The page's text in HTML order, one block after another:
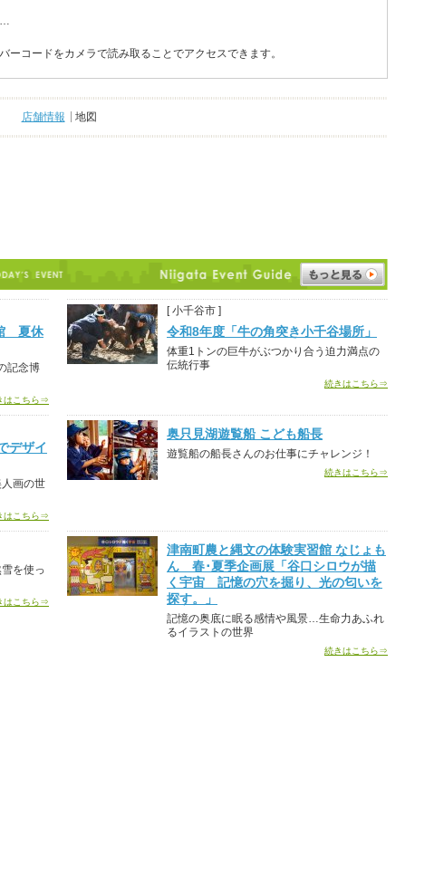
…
コードをカメラで読み取ることでアクセスできます。
店舗情報 地図
夏休
記念博
はこちら⇒
[ 小千谷市 ]
令和8年度「牛の角突き小千谷場所」
体重1トンの巨牛がぶつかり合う迫力満点の
伝統行事
続きはこちら⇒
デザイ
画の世
はこちら⇒
奥只見湖遊覧船 こども船長
遊覧船の船長さんのお仕事にチャレンジ！
続きはこちら⇒
を使っ
はこちら⇒
津南町農と縄文の体験実習館 なじょも
ん 春･夏季企画展「谷口シロウが描
く宇宙 記憶の穴を掘り、光の匂いを
探す。」
記憶の奥底に眠る感情や風景…生命力あふれ
るイラストの世界
続きはこちら⇒